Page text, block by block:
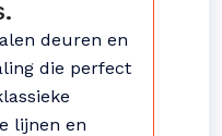
deuren en
die perfect
lijnen en